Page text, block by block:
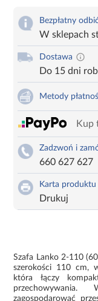
Bezpłatny
W sklepach
Dostawa
Do 15 dni
Metody
Kup
Zadzwoń i
660 627 627
Karta produktu
Drukuj
Szafa Lanko 2-110
szerokości 110 cm,
która łączy
zagospodarować